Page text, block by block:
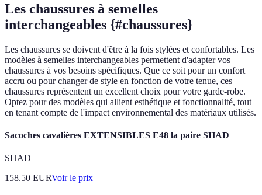
Les chaussures à semelles
interchangeables {#chaussures}
Les chaussures se doivent d'être à la fois stylées et confortables. Les
modèles à semelles interchangeables permettent d'adapter vos
chaussures à vos besoins spécifiques. Que ce soit pour un confort
accru ou pour changer de style en fonction de votre tenue, ces
chaussures représentent un excellent choix pour votre garde-robe.
Optez pour des modèles qui allient esthétique et fonctionnalité, tout
en tenant compte de l'impact environnemental des matériaux utilisés.
Sacoches cavalières EXTENSIBLES E48 la paire SHAD
SHAD
158.50 EURVoir le prix